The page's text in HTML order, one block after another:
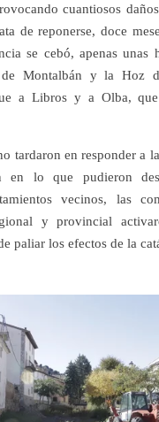
cuantiosos
de reponerse, doce
se cebó, apenas unas
de Montalbán y la Hoz
a Libros y a Olba,
tardaron en responder a
en lo que pudieron
vecinos, las
y provincial
paliar los efectos de la